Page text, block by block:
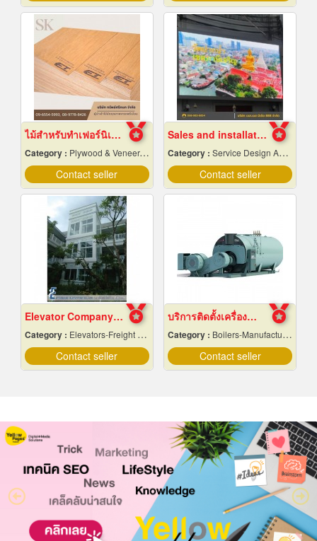
ไม้สำหรับทำเฟอร์นิเจอร์
Category : Plywood & Veneer-Dealers
Contact seller
Sales and installation of outdoor LED display screens
Category : Service Design And Advertising 24 Hours.
Contact seller
Elevator Company Thailand
Category : Elevators-Freight & Passenger
Contact seller
บริการติดตั้งเครื่องกำเนิดไอน้ำ
Category : Boilers-Manufacturers & Distributors
Contact seller